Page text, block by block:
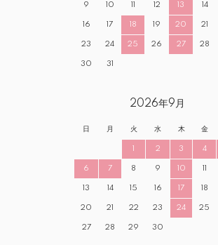
9 10 12 13 14
16 17 18 19 20 21
23 24 25 26 27 28
30 31
2026年9月
日 月 火 水 木 金
2 3 4
6 7 8 9 10
13 14 15 16 17 18
20 21 22 23 24 25
27 28 29 30